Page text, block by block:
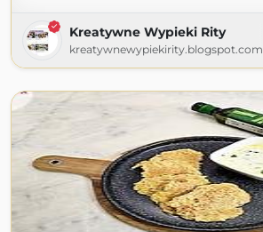
Kreatywne Wypieki Rity
kreatywnewypiekirity.blogspot.com